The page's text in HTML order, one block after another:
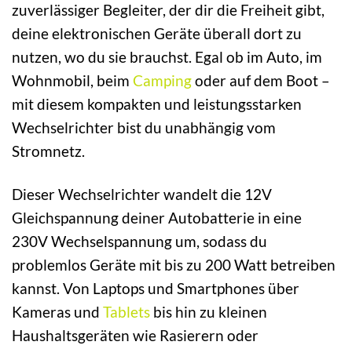
zuverlässiger Begleiter, der dir die Freiheit gibt,
deine elektronischen Geräte überall dort zu
nutzen, wo du sie brauchst. Egal ob im Auto, im
Wohnmobil, beim Campingoder auf dem Boot –
mit diesem kompakten und leistungsstarken
Wechselrichter bist du unabhängig vom
Stromnetz.
Dieser Wechselrichter wandelt die 12V
Gleichspannung deiner Autobatterie in eine
230V Wechselspannung um, sodass du
problemlos Geräte mit bis zu 200 Watt betreiben
kannst. Von Laptops und Smartphones über
Kameras und Tablets bis hin zu kleinen
Haushaltsgeräten wie Rasierern oder